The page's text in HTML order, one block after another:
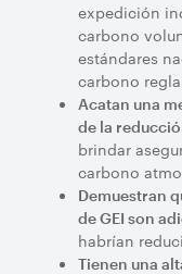
expedición
carbono
estándares
carbono
Acatan una
de la
brindar
carbono
Demuestran
de GEI son
habrían
Tienen una